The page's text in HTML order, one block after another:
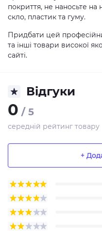
покриття, не наносьте на
скло, пластик та гуму.
Придбати цей
та інші товари високої
сайті.
Відгуки
0 / 5
середній рейтинг товару
+